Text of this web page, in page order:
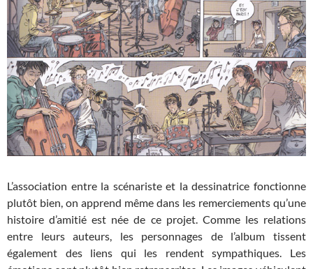
L’association entre la scénariste et la dessinatrice fonctionne
plutôt bien, on apprend même dans les remerciements qu’une
histoire d’amitié est née de ce projet. Comme les relations
entre leurs auteurs, les personnages de l’album tissent
également des liens qui les rendent sympathiques. Les